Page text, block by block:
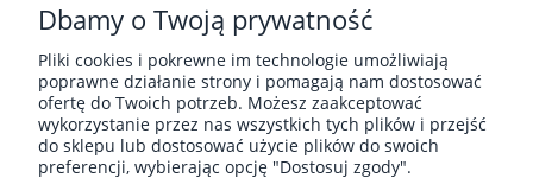
MOJE KONTO
Dbamy o Twoją prywatność
Pliki cookies i pokrewne im technologie umożliwiają
poprawne działanie strony i pomagają nam dostosować
ofertę do Twoich potrzeb. Możesz zaakceptować
wykorzystanie przez nas wszystkich tych plików i przejść
do sklepu lub dostosować użycie plików do swoich
preferencji, wybierając opcję "Dostosuj zgody".